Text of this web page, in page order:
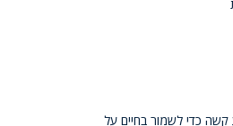
כדי לשמור בחיים על